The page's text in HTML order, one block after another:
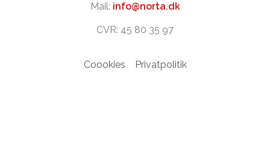
Mail: info@norta.dk
CVR: 45 80 35 97
Coookies Privatpolitik